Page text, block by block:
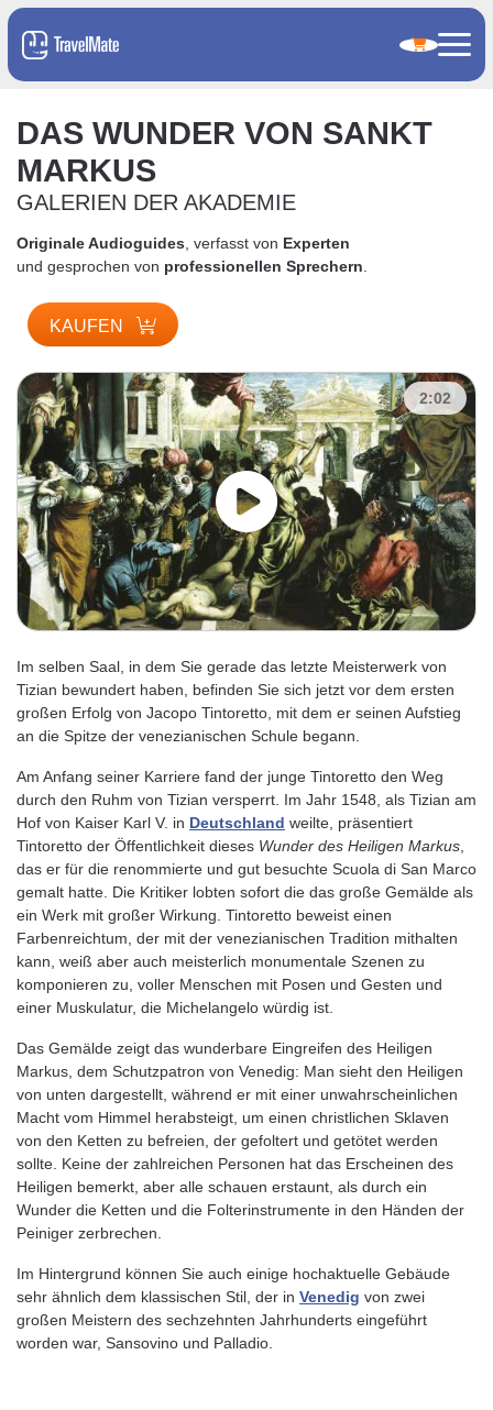
DAS WUNDER VON SANKT
MARKUS
GALERIEN DER AKADEMIE
Originale Audioguides , verfasst von Experten
und gesprochen von professionellen Sprechern
KAUFEN
2:02
Im selben Saal, in dem Sie gerade das letzte Meisterwerk von
Tizian bewundert haben, befinden Sie sich jetzt vor dem ersten
großen Erfolg von Jacopo Tintoretto, mit dem er seinen Aufstieg
an die Spitze der venezianischen Schule begann.
Am Anfang seiner Karriere fand der junge Tintoretto den Weg
durch den Ruhm von Tizian versperrt. Im Jahr 1548, als Tizian am
Hof ​​von Kaiser Karl V. in Deutschland weilte, präsentiert
Tintoretto der Öffentlichkeit dieses Wunder des Heiligen Markus
das er für die renommierte und gut besuchte Scuola di San Marco
gemalt hatte. Die Kritiker lobten sofort die das große Gemälde als
ein Werk mit großer Wirkung. Tintoretto beweist einen
Farbenreichtum, der mit der venezianischen Tradition mithalten
kann, weiß aber auch meisterlich monumentale Szenen zu
komponieren zu, voller Menschen mit Posen und Gesten und
einer Muskulatur, die Michelangelo würdig ist.
Das Gemälde zeigt das wunderbare Eingreifen des Heiligen
Markus, dem Schutzpatron von Venedig: Man sieht den Heiligen
von unten dargestellt, während er mit einer unwahrscheinlichen
Macht vom Himmel herabsteigt, um einen christlichen Sklaven
von den Ketten zu befreien, der gefoltert und getötet werden
sollte. Keine der zahlreichen Personen hat das Erscheinen des
Heiligen bemerkt, aber alle schauen erstaunt, als durch ein
Wunder die Ketten und die Folterinstrumente in den Händen der
Peiniger zerbrechen.
Im Hintergrund können Sie auch einige hochaktuelle Gebäude
sehr ähnlich dem klassischen Stil, der in Venedig von zwei
großen Meistern des sechzehnten Jahrhunderts eingeführt
worden war, Sansovino und Palladio.